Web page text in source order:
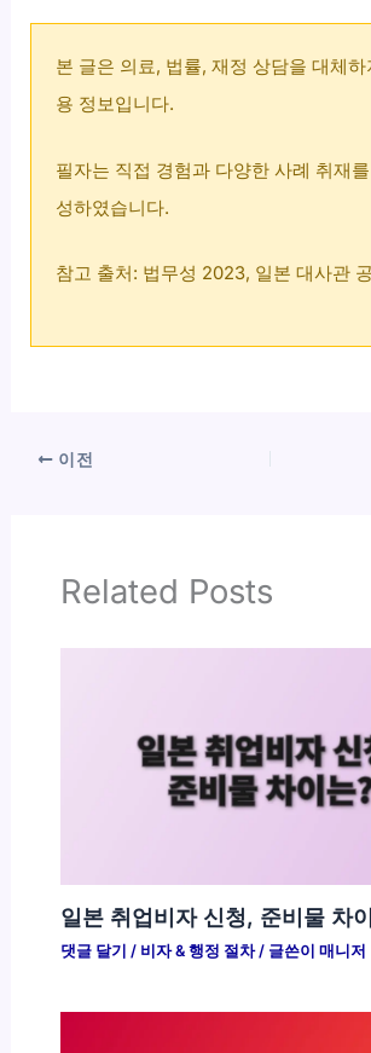
본 글은 의료, 법률, 재정 상담을 대체
용 정보입니다.
필자는 직접 경험과 다양한 사례 취재
성하였습니다.
참고 출처: 법무성 2023, 일본 대사관
이전
Related Posts
일본 취업비자 신청, 준비물 차
댓글 달기 / 비자 & 행정 절차/ 글쓴이 매니저